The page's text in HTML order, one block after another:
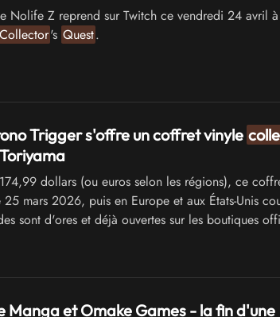
Nolife Z reprend sur Twitch ce vendredi 24 avril
Collector's Quest.
Trigger s'offre un coffret vinyle
dollars (ou euros selon les régions), ce
mars 2026, puis en Europe et aux États-Unis
sont d'ores et déjà ouvertes sur les boutiques
Manga et Omake Games - la fin d'une